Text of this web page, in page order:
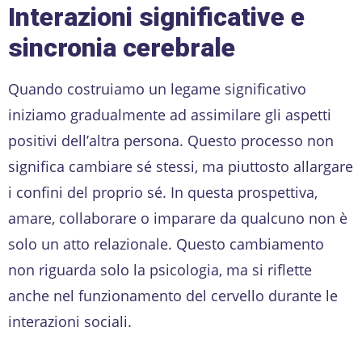
Interazioni significative e
sincronia cerebrale
Quando costruiamo un legame significativo
iniziamo gradualmente ad assimilare gli aspetti
positivi dell’altra persona. Questo processo non
significa cambiare sé stessi, ma piuttosto allargare
i confini del proprio sé. In questa prospettiva,
amare, collaborare o imparare da qualcuno non è
solo un atto relazionale. Questo cambiamento
non riguarda solo la psicologia, ma si riflette
anche nel funzionamento del cervello durante le
interazioni sociali.